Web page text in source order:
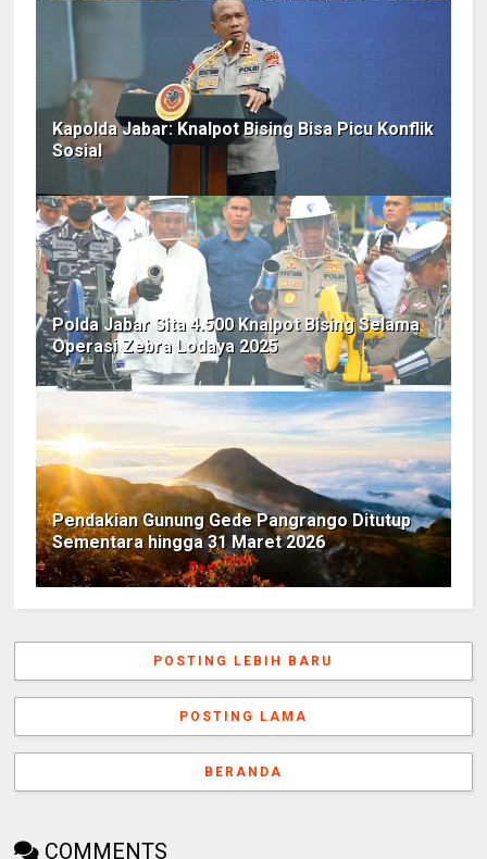
Kapolda Jabar: Knalpot Bising Bisa Picu Konflik
Sosial
Polda Jabar Sita 4.500 Knalpot Bising Selama
Operasi Zebra Lodaya 2025
Pendakian Gunung Gede Pangrango Ditutup
Sementara hingga 31 Maret 2026
POSTING LEBIH BARU
POSTING LAMA
BERANDA
COMMENTS